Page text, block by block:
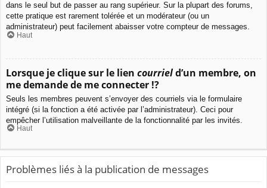
dans le seul but de passer au rang supérieur. Sur la plupart des forums,
cette pratique est rarement tolérée et un modérateur (ou un
administrateur) peut facilement abaisser votre compteur de messages.
Haut
Lorsque je clique sur le lien courrield’un membre, on
me demande de me connecter !?
Seuls les membres peuvent s’envoyer des courriels via le formulaire
intégré (si la fonction a été activée par l’administrateur). Ceci pour
empêcher l’utilisation malveillante de la fonctionnalité par les invités.
Haut
Problèmes liés à la publication de messages